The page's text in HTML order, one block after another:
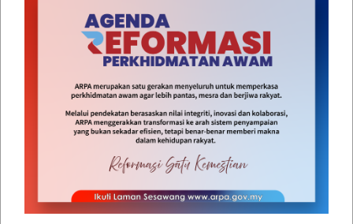
Google plus
Pejabat Tanah dan Jajahan Tanah
Merah